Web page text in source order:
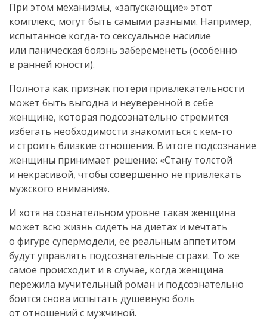
При этом механизмы, «запускающие» этот
комплекс, могут быть самыми разными. Например,
испытанное когда-то сексуальное насилие
или паническая боязнь забеременеть (особенно
в ранней юности).
Полнота как признак потери привлекательности
может быть выгодна и неуверенной в себе
женщине, которая подсознательно стремится
избегать необходимости знакомиться с кем-то
и строить близкие отношения. В итоге подсознание
женщины принимает решение: «Стану толстой
и некрасивой, чтобы совершенно не привлекать
мужского внимания».
И хотя на сознательном уровне такая женщина
может всю жизнь сидеть на диетах и мечтать
о фигуре супермодели, ее реальным аппетитом
будут управлять подсознательные страхи. То же
самое происходит и в случае, когда женщина
пережила мучительный роман и подсознательно
боится снова испытать душевную боль
от отношений с мужчиной.